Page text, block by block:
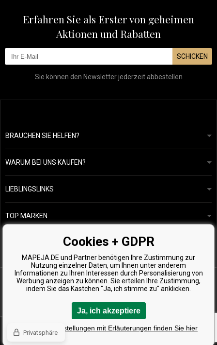
Erfahren Sie als Erster von geheimen
Aktionen und Rabatten
SCHICKEN
Sie können den Newsletter jederzeit abbestellen
BRAUCHEN SIE HELFEN?
info@mapeja.de
Wir werden innerhalb von 24 Stunden antworten.
WARUM BEI UNS KAUFEN?
Allgemeine geschäftsbedingungen
Datenschutzerklärung
Übersicht über Zahlungen und Versand
Rückgabe von Waren
LIEBLINGSLINKS
Unsere Geschichte
Kostenlose Produktproben
TOP MARKEN
Kérastase
Wella Professionals
Zenz Organic
Copyright © 2026 Mapeja.de, Alle Rechte vorbehalten
Cookies + GDPR
MAPEJA.DE und Partner benötigen Ihre Zustimmung zur
Nutzung einzelner Daten, um Ihnen unter anderem
Informationen zu Ihren Interessen durch Personalisierung von
Werbung anzeigen zu können. Sie erteilen Ihre Zustimmung,
indem Sie das Kästchen "Ja, ich stimme zu" anklicken.
Ja, ich akzeptiere
Detaillierte Einstellungen mit Erläuterungen finden Sie hier
Privatsphäre